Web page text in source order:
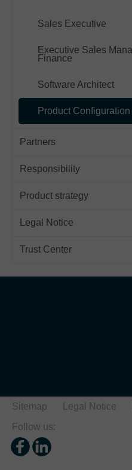
Sales Executive
Executive Sales
Finance
Software Architect
Product
Partners
Responsibility
Product strategy
Legal Notice
Trust Center
Sitemap Legal Notice
Follow us: